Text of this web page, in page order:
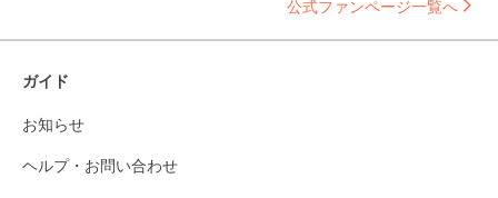
公式ファンページ一覧へ
ガイド
お知らせ
ヘルプ・お問い合わせ